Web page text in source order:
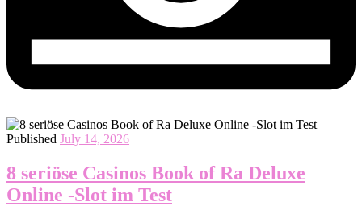
Published July 14, 2026
8 seriöse Casinos Book of Ra Deluxe
Online -Slot im Test